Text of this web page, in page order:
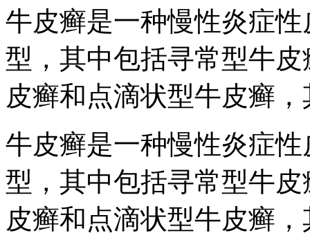
牛皮癣是一种慢性炎症
型，其中包括寻常型牛
皮癣和点滴状型牛皮癣
牛皮癣是一种慢性炎症
型，其中包括寻常型牛
皮癣和点滴状型牛皮癣